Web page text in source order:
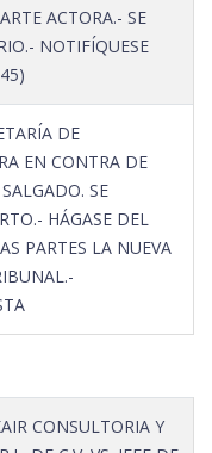
ACTORA.- SE
NOTIFÍQUESE
DE
EN CONTRA DE
SE
HÁGASE DEL
PARTES LA NUEVA
CONSULTORIA Y